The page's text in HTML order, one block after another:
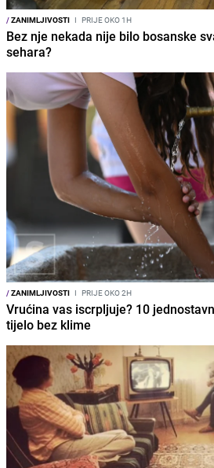
/ZANIMLJIVOSTI I PRIJE OKO 1H
Bez nje nekada nije bilo bosanske
sehara?
/ZANIMLJIVOSTI I PRIJE OKO 2H
Vrućina vas iscrpljuje? 10
tijelo bez klime